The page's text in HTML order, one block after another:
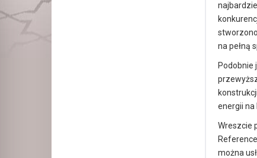
na pełną
Podobnie
energii na
Wreszcie
można